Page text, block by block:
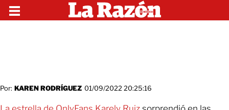
Por: KAREN RODRÍGUEZ 01/09/2022 20:25:16